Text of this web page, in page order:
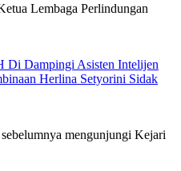
Lembaga Perlindungan
Di Dampingi Asisten Intelijen
Herlina Setyorini Sidak
mengunjungi Kejari